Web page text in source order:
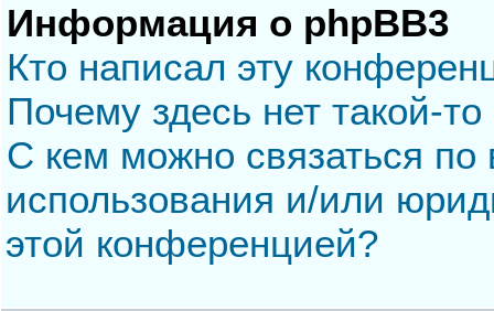
Информация о phpBB3
Кто написал эту
Почему здесь нет такой-
С кем можно связаться по
использования и/или
этой конференцией?